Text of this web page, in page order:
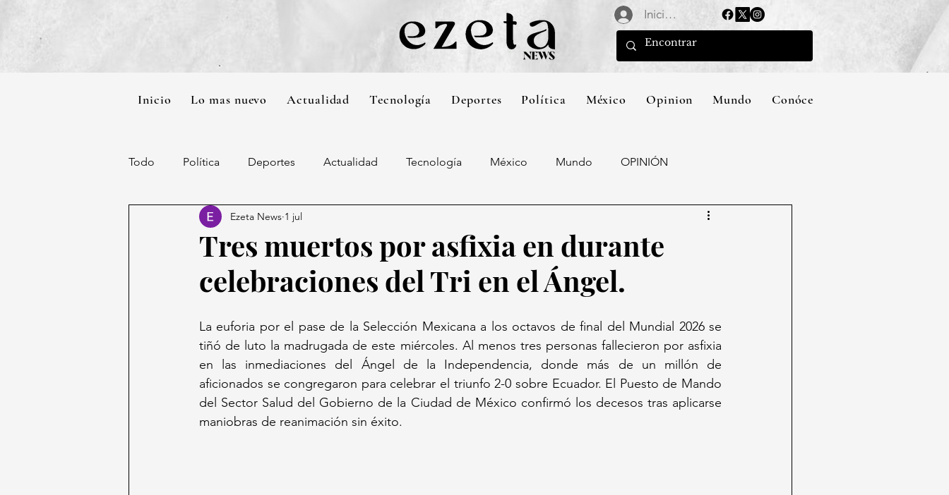
Iniciar sesión
Inicio Lo mas nuevo Actualidad Tecnología Deportes Política México Opinion Mundo Conócenos
Todo Política Deportes Actualidad Tecnología México Mundo OPINIÓN
Tres muertos por asfixia en durante
celebraciones del Tri en el Ángel.
Ezeta News 1 jul
La euforia por el pase de la Selección Mexicana a los octavos de final del Mundial 2026 se
tiñó de luto la madrugada de este miércoles. Al menos tres personas fallecieron por asfixia
en las inmediaciones del Ángel de la Independencia, donde más de un millón de
aficionados se congregaron para celebrar el triunfo 2-0 sobre Ecuador. El Puesto de Mando
del Sector Salud del Gobierno de la Ciudad de México confirmó los decesos tras aplicarse
maniobras de reanimación sin éxito.